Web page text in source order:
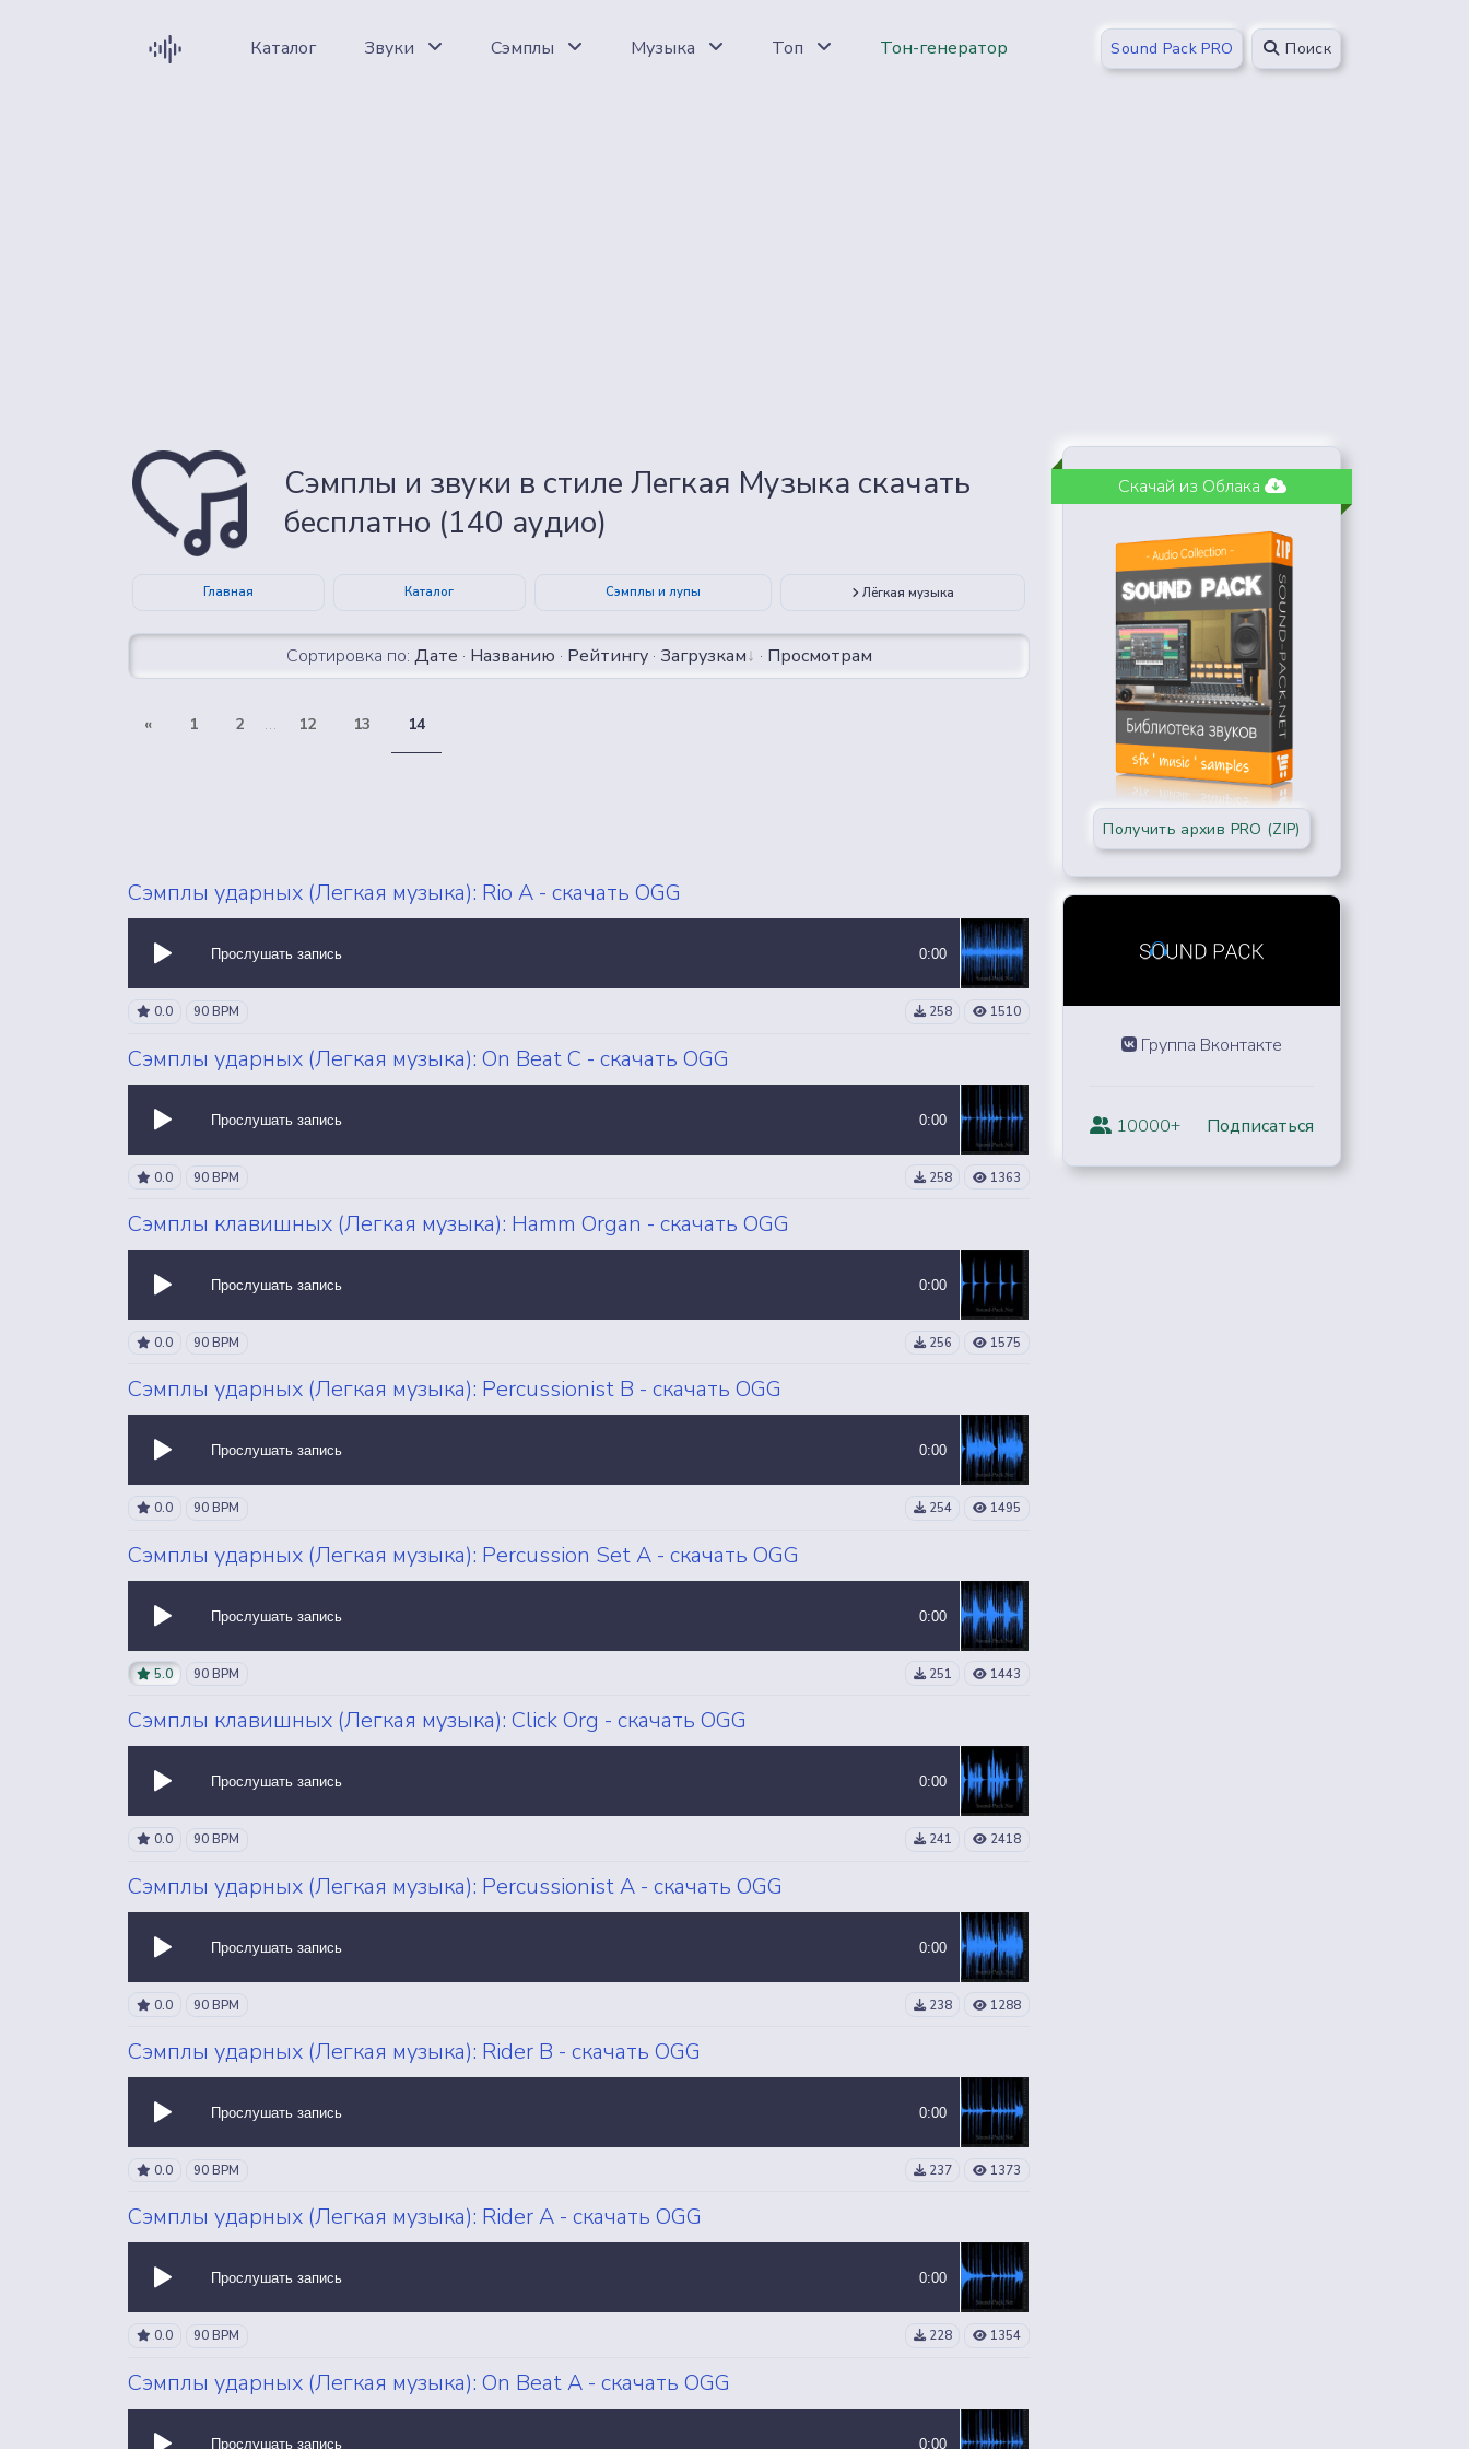
Каталог Звуки
ВСЕ ЗВУКИ
Сэмплы
ВСЕ СЭМПЛЫ
Музыка
ВСЕ MP3 ТРЕКИ
Топ Тон-генератор Sound Pack PRO Поиск
Сэмплы и звуки в стиле Легкая Музыка скачать
бесплатно (140 аудио)
Главная Каталог Сэмплы и лупы Лёгкая музыка
Сортировка по: Дате · Названию · Рейтингу· Загрузкам · Просмотрам
« 1 2 ... 12 13 14
Сэмплы ударных (Легкая музыка): Rio A - скачать OGG
Прослушать запись 0:00
0.0 90 BPM 258 1510
Сэмплы ударных (Легкая музыка): On Beat C - скачать OGG
Прослушать запись 0:00
0.0 90 BPM 258 1363
Сэмплы клавишных (Легкая музыка): Hamm Organ - скачать OGG
Прослушать запись 0:00
0.0 90 BPM 256 1575
Сэмплы ударных (Легкая музыка): Percussionist B - скачать OGG
Прослушать запись 0:00
0.0 90 BPM 254 1495
Сэмплы ударных (Легкая музыка): Percussion Set A - скачать OGG
Прослушать запись 0:00
5.0 90 BPM 251 1443
Сэмплы клавишных (Легкая музыка): Click Org - скачать OGG
Прослушать запись 0:00
0.0 90 BPM 241 2418
Сэмплы ударных (Легкая музыка): Percussionist A - скачать OGG
Прослушать запись 0:00
0.0 90 BPM 238 1288
Сэмплы ударных (Легкая музыка): Rider B - скачать OGG
Прослушать запись 0:00
0.0 90 BPM 237 1373
Сэмплы ударных (Легкая музыка): Rider A - скачать OGG
Прослушать запись 0:00
0.0 90 BPM 228 1354
Сэмплы ударных (Легкая музыка): On Beat A - скачать OGG
Прослушать запись 0:00
Скачай из Облака
Получить архив PRO (ZIP)
Группа Вконтакте
10000+ Подписаться